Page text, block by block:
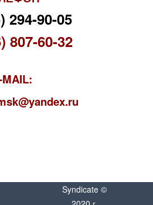
294-90-05
807-60-32
MAIL:
Syndicate ©